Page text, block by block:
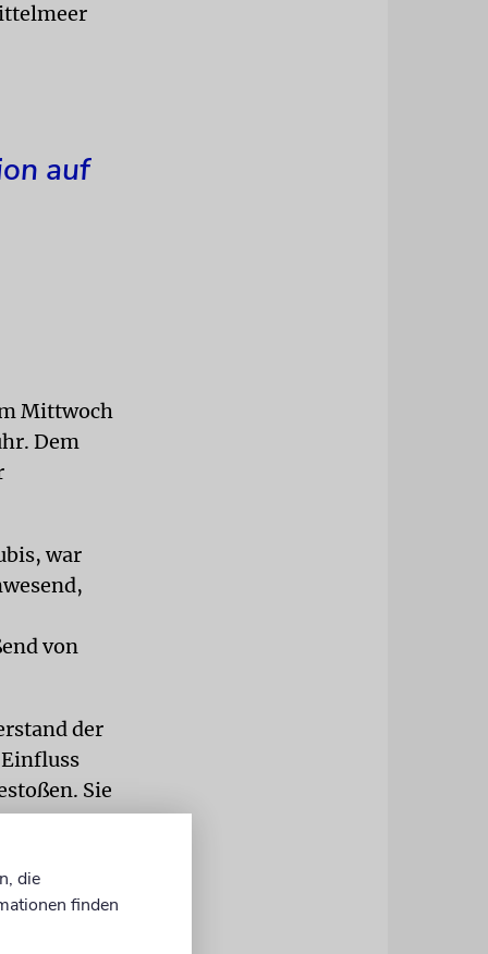
auf
Mittwoch
Dem
war
von
der
Sie
der
die
finden